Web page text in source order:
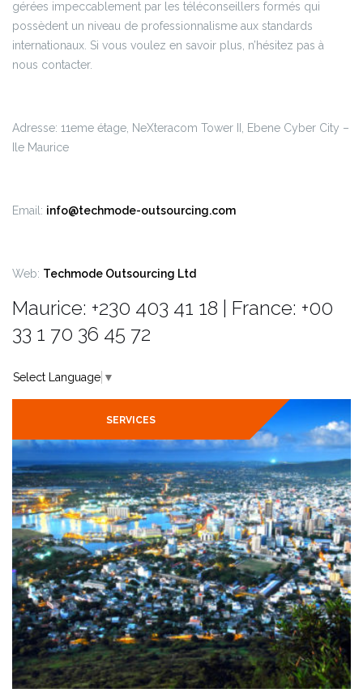
gérées impeccablement par les téléconseillers formés qui
possèdent un niveau de professionnalisme aux standards
internationaux. Si vous voulez en savoir plus, n’hésitez pas à
nous contacter.
Adresse: 11eme étage, NeXteracom Tower II, Ebene Cyber City –
Ile Maurice
Email: info@techmode-outsourcing.com
Web: Techmode Outsourcing Ltd
Maurice: +230 403 41 18 | France: +00
33 1 70 36 45 72
Select Language ▼
SERVICES